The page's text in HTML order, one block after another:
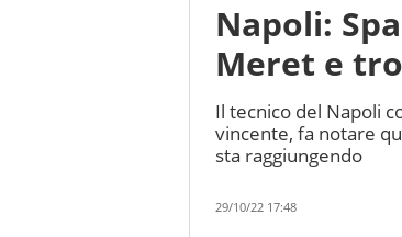
Napoli:
Meret e
Il tecnico del Napoli
vincente, fa notare
sta raggiungendo
29/10/22 17:48